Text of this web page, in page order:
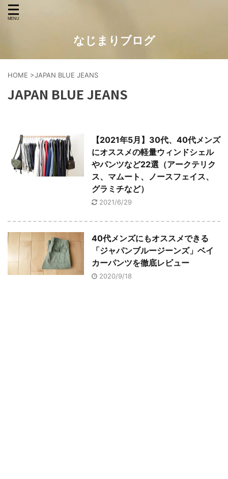
なじまりブログ
HOME >JAPAN BLUE JEANS
JAPAN BLUE JEANS
【2021年5月】30代、40代メンズ
にオススメの軽量ウィンドシェル
やパンツなど22選（アークテリク
ス、マムート、ノースフェイス、
グラミチなど）
2021/6/29
40代メンズにもオススメできる
「ジャパンブルージーンズ」ベイ
カーパンツを徹底レビュー
2020/9/18